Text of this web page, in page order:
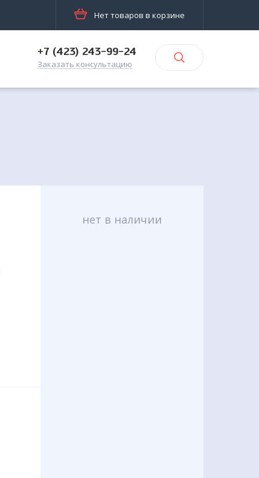
Нет товаров в корзине
+7 (423) 243-99-24
Заказать консультацию
нет в наличии